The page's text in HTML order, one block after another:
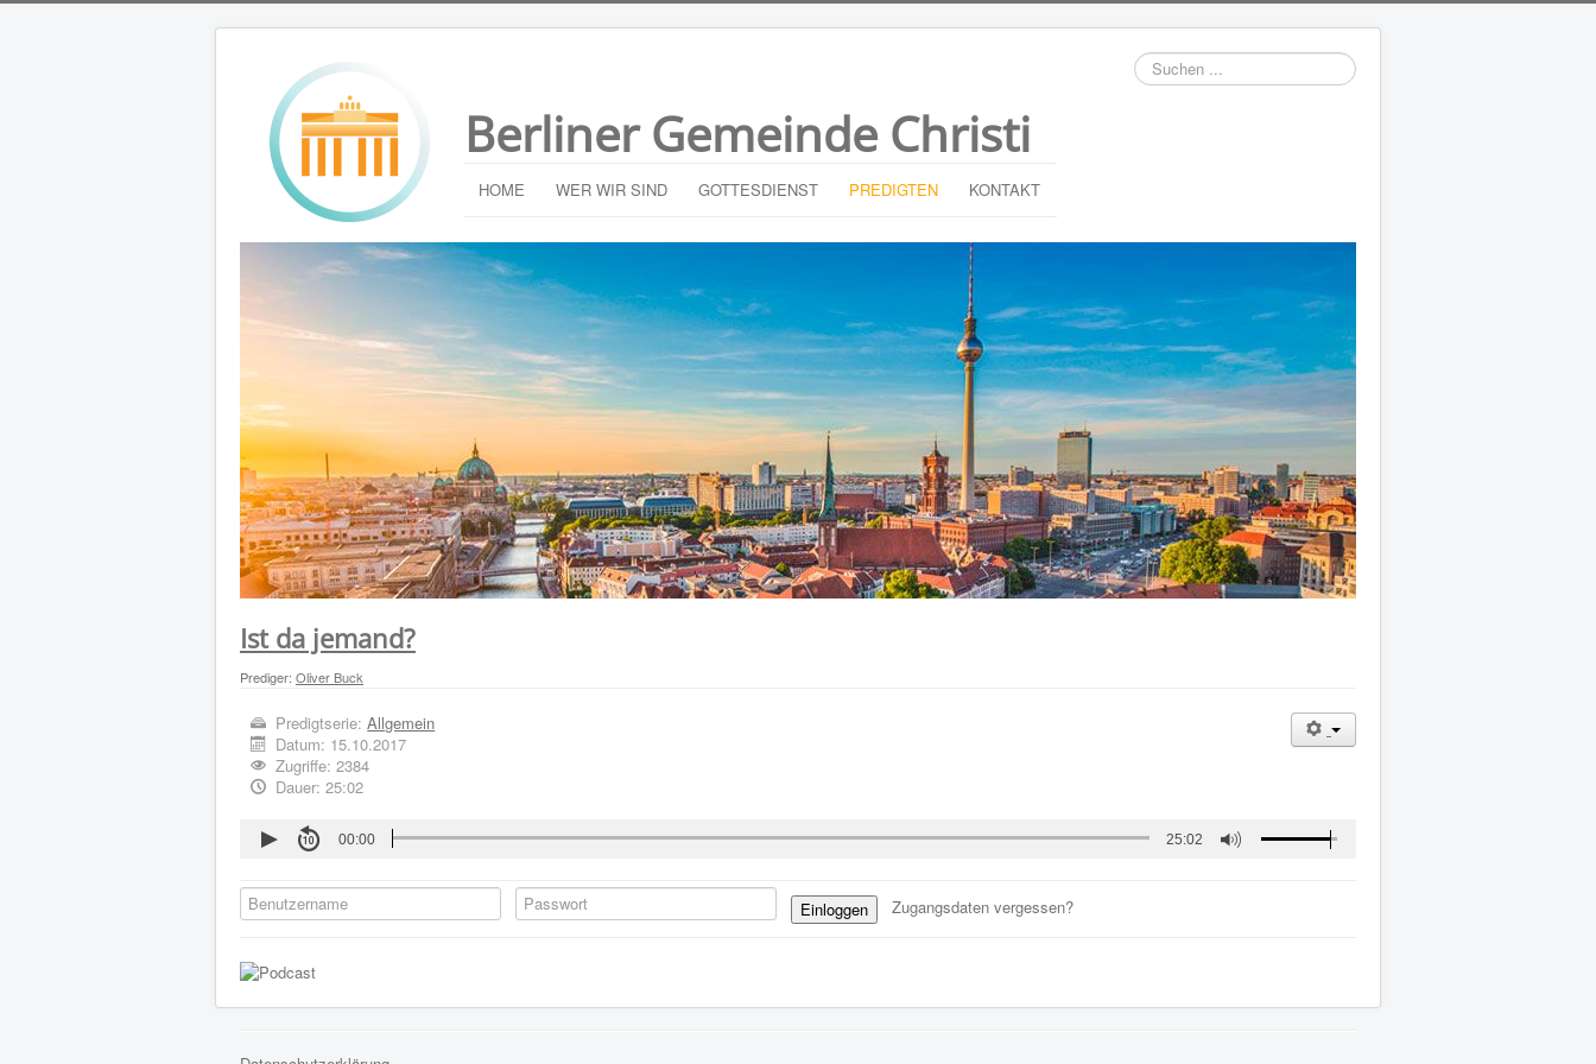
Berliner Gemeinde Christi
Suchen
...
HOME WER WIR SIND GOTTESDIENST PREDIGTEN KONTAKT
Ist da jemand?
Prediger: Oliver Buck
Predigtserie:Allgemein
Datum: 15.10.2017
Zugriffe: 2384
Dauer: 25:02
00:00 25:02
Einloggen Zugangsdaten vergessen?